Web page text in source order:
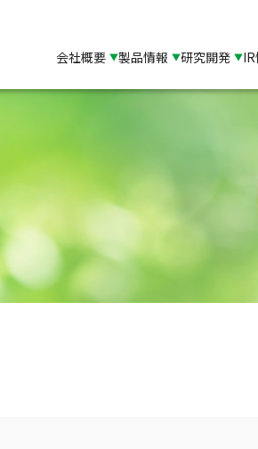
会社概要 製品情報 研究開発